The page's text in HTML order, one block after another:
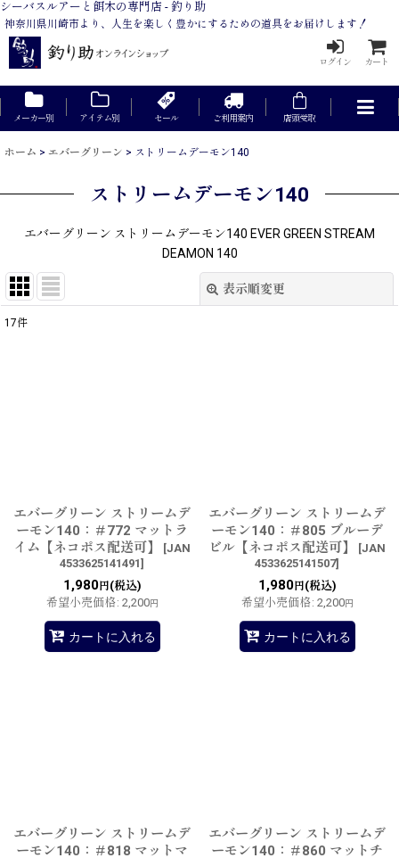
シーバスルアーと餌木の専門店 - 釣り助
神奈川県川崎市より、人生を楽しく豊かにするための道具をお届けします！
ログイン カート
メーカー別 アイテム別 セール ご利用案内 店頭受取
ホーム > エバーグリーン > ストリームデーモン140
ストリームデーモン140
エバーグリーン ストリームデーモン140 EVER GREEN STREAM
DEAMON 140
表示順変更
17件
エバーグリーン ストリームデ
ーモン140：＃772 マットラ
イム【ネコポス配送可】
[JAN
4533625141491]
1,980円(税込)
希望小売価格: 2,200円
カートに入れる
エバーグリーン ストリームデ
ーモン140：＃805 ブルーデ
ビル【ネコポス配送可】
[JAN
4533625141507]
1,980円(税込)
希望小売価格: 2,200円
カートに入れる
エバーグリーン ストリームデ
ーモン140：＃818 マットマ
エバーグリーン ストリームデ
ーモン140：＃860 マットチ